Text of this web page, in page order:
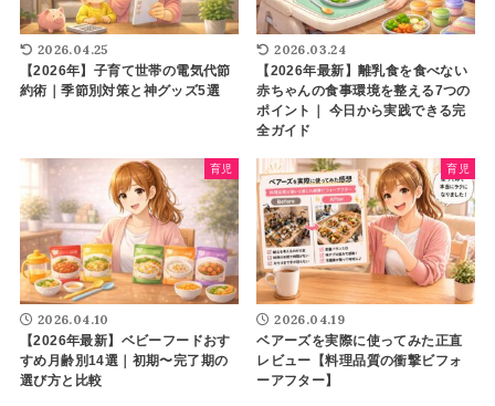
2026.04.25
【2026年】子育て世帯の電気代節
約術｜季節別対策と神グッズ5選
2026.03.24
【2026年最新】離乳食を食べない
赤ちゃんの食事環境を整える7つの
ポイント｜ 今日から実践できる完
全ガイド
育児
2026.04.10
【2026年最新】ベビーフードおす
すめ月齢別14選｜初期〜完了期の
選び方と比較
育児
2026.04.19
ベアーズを実際に使ってみた正直
レビュー【料理品質の衝撃ビフォ
ーアフター】